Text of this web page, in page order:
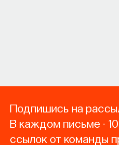
Подпишись на
В каждом письме -
ссылок от команды